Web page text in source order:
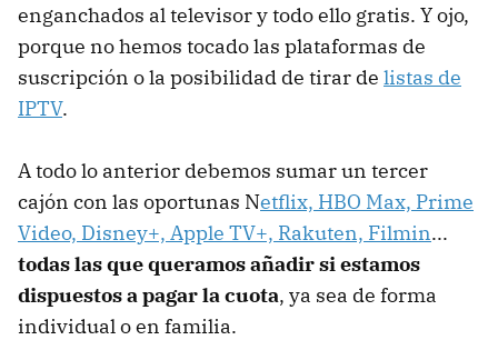
enganchados al televisor y todo ello gratis. Y ojo,
porque no hemos tocado las plataformas de
suscripción o la posibilidad de tirar de listas de
IPTV.
A todo lo anterior debemos sumar un tercer
cajón con las oportunas Netflix, HBO Max, Prime
Video, Disney+, Apple TV+, Rakuten, Filmin...
todas las que queramos añadir si estamos
dispuestos a pagar la cuota, ya sea de forma
individual o en familia.